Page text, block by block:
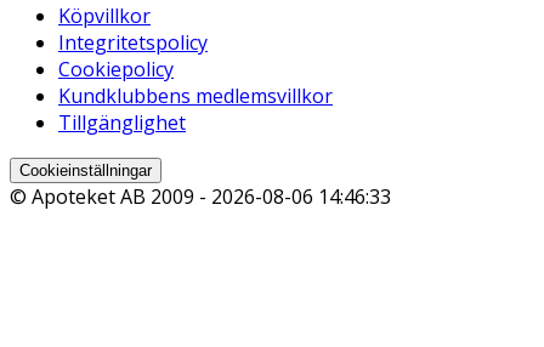
Köpvillkor
Integritetspolicy
Cookiepolicy
Kundklubbens medlemsvillkor
Tillgänglighet
Cookieinställningar
© Apoteket AB 2009 - 2026-08-06 14:46:33